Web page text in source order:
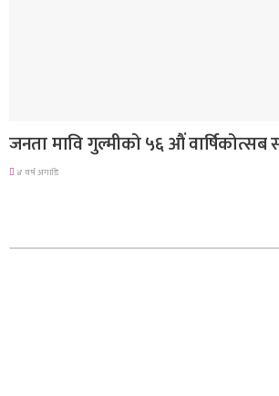
जनता मावि गुल्मीको ५६ औं वार्षिकोत्सब
४ वर्ष अगाडि